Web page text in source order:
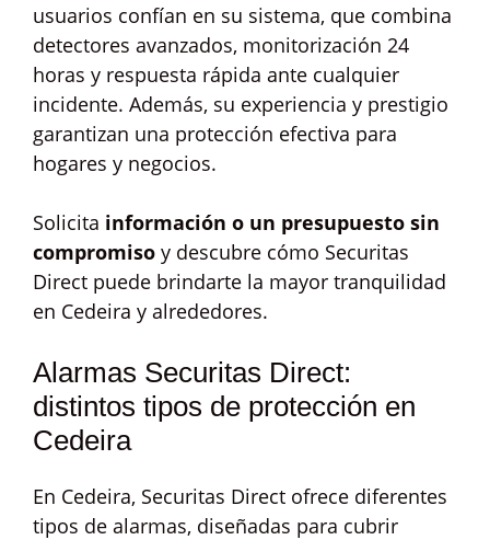
usuarios confían en su sistema, que combina
detectores avanzados, monitorización 24
horas y respuesta rápida ante cualquier
incidente. Además, su experiencia y prestigio
garantizan una protección efectiva para
hogares y negocios.
Solicita información o un presupuesto sin
compromiso y descubre cómo Securitas
Direct puede brindarte la mayor tranquilidad
en Cedeira y alrededores.
Alarmas Securitas Direct:
distintos tipos de protección en
Cedeira
En Cedeira, Securitas Direct ofrece diferentes
tipos de alarmas, diseñadas para cubrir